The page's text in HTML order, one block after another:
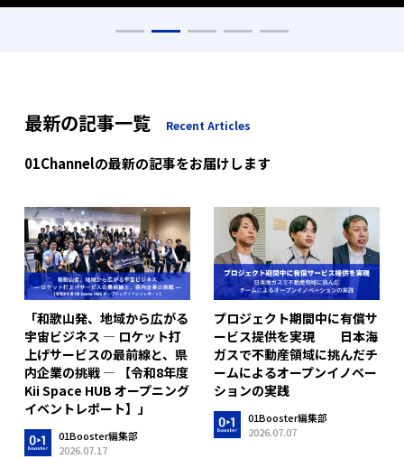
最新の記事一覧 Recent Articles
01Channelの最新の記事をお届けします
「和歌山発、地域から広がる
宇宙ビジネス ― ロケット打
上げサービスの最前線と、県
内企業の挑戦 ― 【令和8年度
Kii Space HUB オープニング
イベントレポート】」
01Booster編集部
2026.07.17
プロジェクト期間中に有償サ
ービス提供を実現 日本海
ガスで不動産領域に挑んだチ
ームによるオープンイノベー
ションの実践
01Booster編集部
2026.07.07